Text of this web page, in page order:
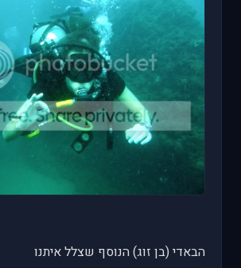
הבאדי (בן זוג) הנוסף שצלל איתנו